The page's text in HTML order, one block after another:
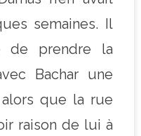
semaines. Il
de prendre la
Bachar une
alors que la rue
raison de lui à